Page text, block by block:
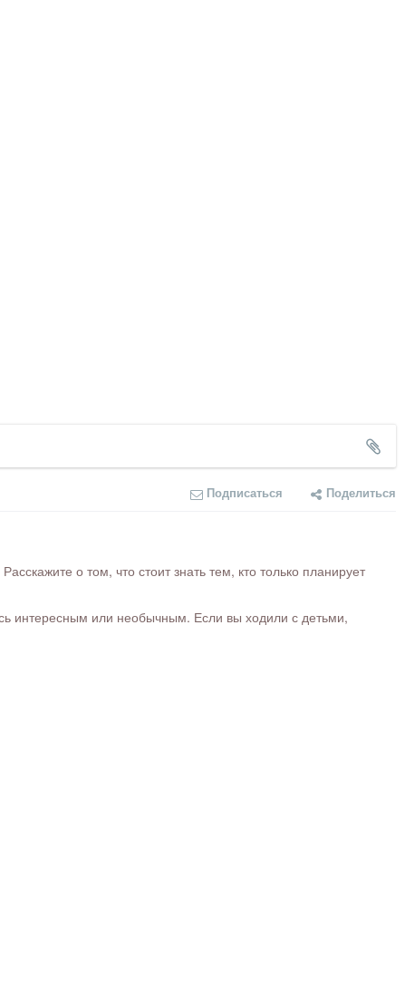
Подписаться Поделиться
о том, что стоит знать тем, кто только планирует
интересным или необычным. Если вы ходили с детьми,